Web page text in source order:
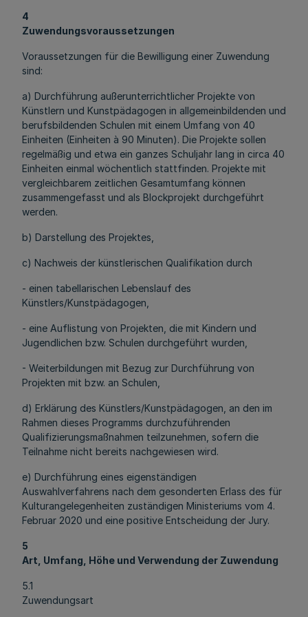
4
Zuwendungsvoraussetzungen
Voraussetzungen für die Bewilligung einer Zuwendung
sind:
a) Durchführung außerunterrichtlicher Projekte von
Künstlern und Kunstpädagogen in allgemeinbildenden und
berufsbildenden Schulen mit einem Umfang von 40
Einheiten (Einheiten à 90 Minuten). Die Projekte sollen
regelmäßig und etwa ein ganzes Schuljahr lang in circa 40
Einheiten einmal wöchentlich stattfinden. Projekte mit
vergleichbarem zeitlichen Gesamtumfang können
zusammengefasst und als Blockprojekt durchgeführt
werden.
b) Darstellung des Projektes,
c) Nachweis der künstlerischen Qualifikation durch
- einen tabellarischen Lebenslauf des
Künstlers/Kunstpädagogen,
- eine Auflistung von Projekten, die mit Kindern und
Jugendlichen bzw. Schulen durchgeführt wurden,
- Weiterbildungen mit Bezug zur Durchführung von
Projekten mit bzw. an Schulen,
d) Erklärung des Künstlers/Kunstpädagogen, an den im
Rahmen dieses Programms durchzuführenden
Qualifizierungsmaßnahmen teilzunehmen, sofern die
Teilnahme nicht bereits nachgewiesen wird.
e) Durchführung eines eigenständigen
Auswahlverfahrens nach dem gesonderten Erlass des für
Kulturangelegenheiten zuständigen Ministeriums vom 4.
Februar 2020 und eine positive Entscheidung der Jury.
5
Art, Umfang, Höhe und Verwendung der Zuwendung
5.1
Zuwendungsart